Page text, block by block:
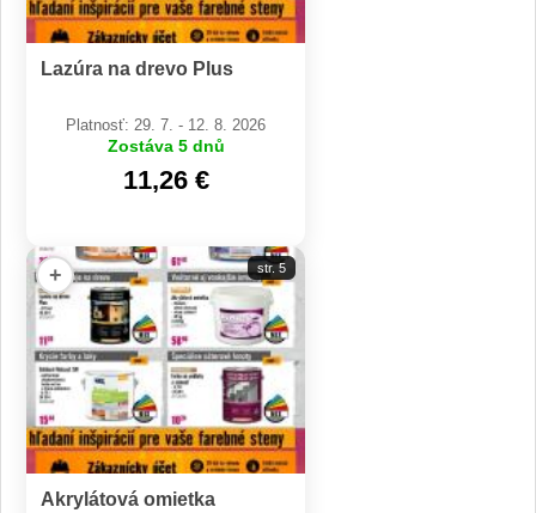
Lazúra na drevo Plus
Platnosť: 29. 7. - 12. 8. 2026
Zostáva 5 dnů
11,26 €
+ str. 5
Akrylátová omietka